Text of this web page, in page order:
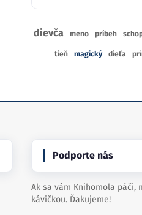
dievča meno príbeh
tieň magický dieťa
Podporte nás
Ak sa vám Knihomola páči,
kávičkou. Ďakujeme!